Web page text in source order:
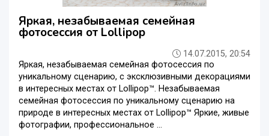
Яркая, незабываемая семейная
фотосессия от Lollipop
14.07.2015, 20:54
Яркая, незабываемая семейная фотосессия по
уникальному сценарию, с эксклюзивными декорациями
в интересных местах от Lollipop™. Незабываемая
семейная фотосессия по уникальному сценарию на
природе в интересных местах от Lollipop™ Яркие, живые
фотографии, профессиональное ...